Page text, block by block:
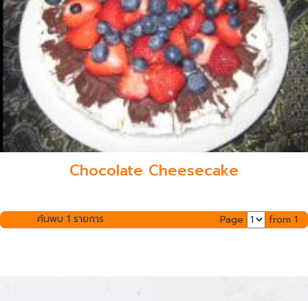
Chocolate Cheesecake
ค้นพบ 1 รายการ Page from 1